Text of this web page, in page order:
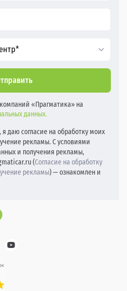
«Прагматика» на
данных.
даю согласие на обработку моих
рекламы. С условиями
и получения рекламы,
(Согласие на обработку
рекламы) — ознакомлен и